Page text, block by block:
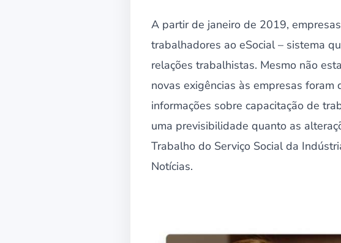
A partir de janeiro de 2019,
trabalhadores ao eSocial – sistema
relações trabalhistas. Mesmo não
novas exigências às empresas
informações sobre capacitação de
uma previsibilidade quanto as
Trabalho do Serviço Social da
Notícias.